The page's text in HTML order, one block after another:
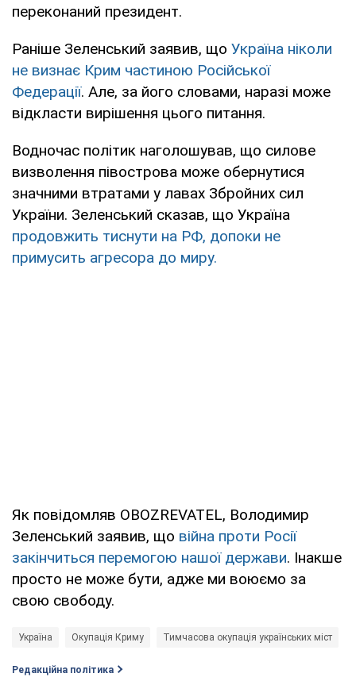
переконаний президент.
Раніше Зеленський заявив, що Україна ніколи
не визнає Крим частиною Російської
Федерації. Але, за його словами, наразі може
відкласти вирішення цього питання.
Водночас політик наголошував, що силове
визволення півострова може обернутися
значними втратами у лавах Збройних сил
України. Зеленський сказав, що Україна
продовжить тиснути на РФ, допоки не
примусить агресора до миру.
Як повідомляв OBOZREVATEL, Володимир
Зеленський заявив, що війна проти Росії
закінчиться перемогою нашої держави. Інакше
просто не може бути, адже ми воюємо за
свою свободу.
Україна Окупація Криму Тимчасова окупація українських міст
Редакційна політика